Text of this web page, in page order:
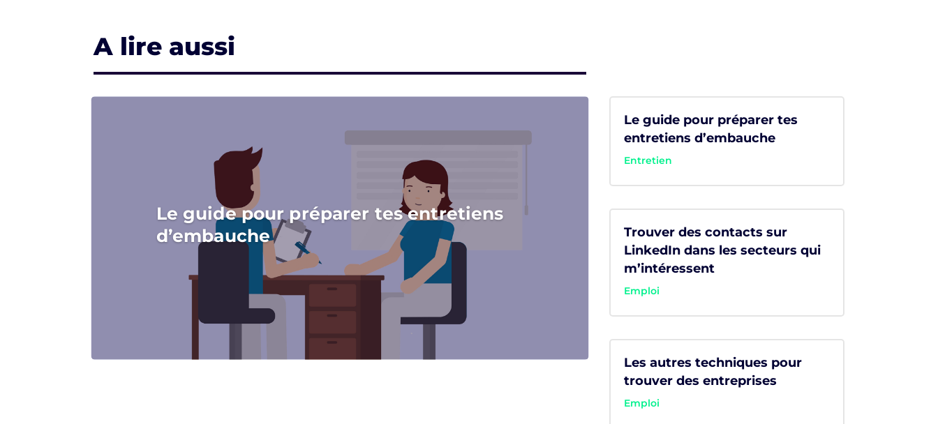
A lire aussi
Le guide pour préparer tes entretiens
d’embauche
Le guide pour préparer tes
entretiens d’embauche
Entretien
Trouver des contacts sur
LinkedIn dans les secteurs qui
m’intéressent
Emploi
Les autres techniques pour
trouver des entreprises
Emploi